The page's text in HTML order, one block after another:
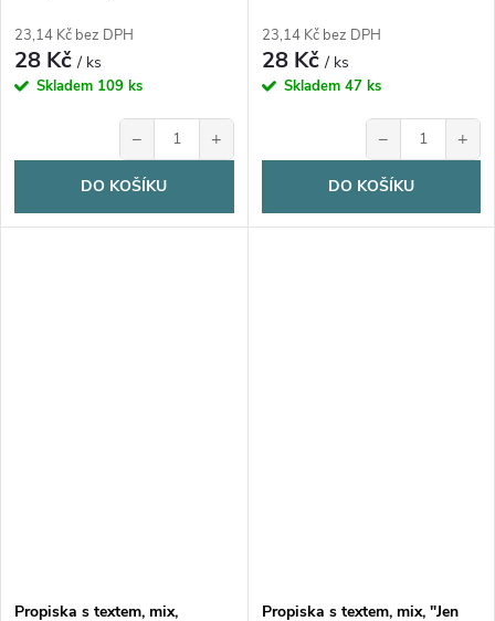
23,14 Kč bez DPH
28 Kč/ ks
Skladem 109 ks
− +
DO KOŠÍKU
23,14 Kč bez DPH
28 Kč/ ks
Skladem 47 ks
− +
DO KOŠÍKU
Propiska s textem, mix, Propiska s textem, mix, "Jen